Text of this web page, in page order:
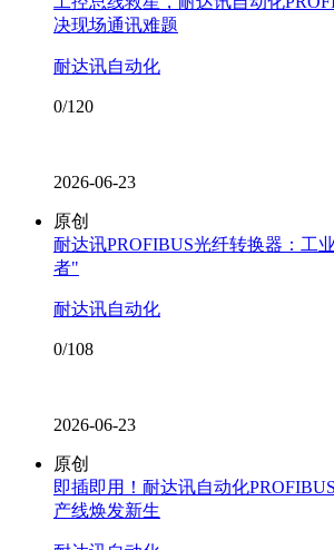
决现场通讯难题
耐达讯自动化
0/120
2026-06-23
原创
耐达讯PROFIBUS光纤转换器：工
者"
耐达讯自动化
0/108
2026-06-23
原创
即插即用！耐达讯自动化
产线焕发新生